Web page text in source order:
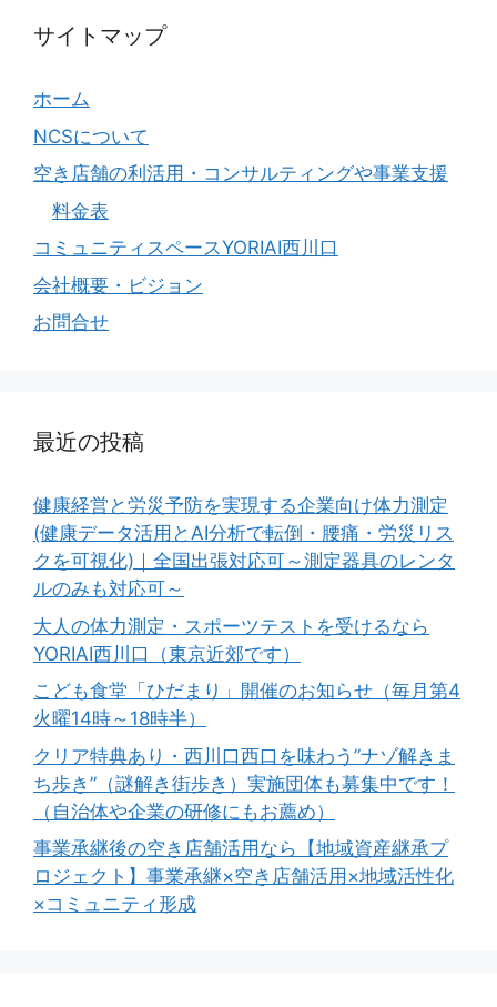
サイトマップ
ホーム
NCSについて
空き店舗の利活用・コンサルティングや事業支援
料金表
コミュニティスペースYORIAI西川口
会社概要・ビジョン
お問合せ
最近の投稿
健康経営と労災予防を実現する企業向け体力測定
(健康データ活用とAI分析で転倒・腰痛・労災リス
クを可視化)｜全国出張対応可～測定器具のレンタ
ルのみも対応可～
大人の体力測定・スポーツテストを受けるなら
YORIAI西川口（東京近郊です）
こども食堂「ひだまり」開催のお知らせ（毎月第4
火曜14時～18時半）
クリア特典あり・西川口西口を味わう”ナゾ解きま
ち歩き”（謎解き街歩き）実施団体も募集中です！
（自治体や企業の研修にもお薦め）
事業承継後の空き店舗活用なら【地域資産継承プ
ロジェクト】事業承継×空き店舗活用×地域活性化
×コミュニティ形成